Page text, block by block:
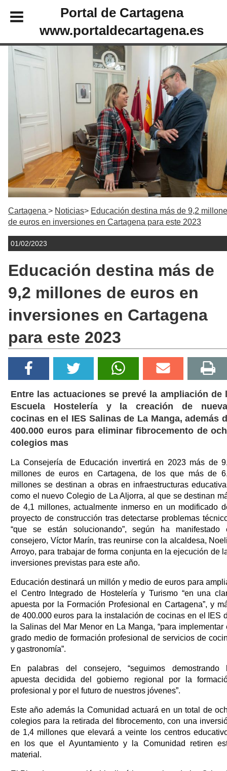
Portal de Cartagena
www.portaldecartagena.es
Cartagena Noticias
Educación destina más de 9,2
de euros en inversiones en Cartagena para este 2023
01/02/2023
Educación destina más de
9,2 millones de euros en
inversiones en Cartagena
para este 2023
Entre las actuaciones se prevé la ampliación de
Escuela Hostelería y la creación de
cocinas en el IES Salinas de La Manga, además
400.000 euros para eliminar fibrocemento de
colegios mas
La Consejería de Educación invertirá en 2023 más de
millones de euros en Cartagena, de los que más de
millones se destinan a obras en infraestructuras
como el nuevo Colegio de La Aljorra, al que se destinan
de 4,1 millones, actualmente inmerso en un modificado
proyecto de construcción tras detectarse problemas
“que se están solucionando”, según ha manifestado
consejero, Víctor Marín, tras reunirse con la alcaldesa,
Arroyo, para trabajar de forma conjunta en la ejecución de
inversiones previstas para este año.
Educación destinará un millón y medio de euros para
el Centro Integrado de Hostelería y Turismo “en una
apuesta por la Formación Profesional en Cartagena”, y
de 400.000 euros para la instalación de cocinas en el IES
la Salinas del Mar Menor en La Manga, “para implementar
grado medio de formación profesional de servicios de
y gastronomía”.
En palabras del consejero, “seguimos demostrando
apuesta decidida del gobierno regional por la
profesional y por el futuro de nuestros jóvenes”.
Este año además la Comunidad actuará en un total de
colegios para la retirada del fibrocemento, con una
de 1,4 millones que elevará a veinte los centros
en los que el Ayuntamiento y la Comunidad retiren
material.